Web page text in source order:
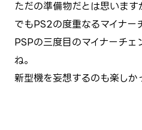
ただの準備物だとは思います
でもPS2の度重なるマイナー
PSPの三度目のマイナーチ
ね。
新型機を妄想するのも楽しか